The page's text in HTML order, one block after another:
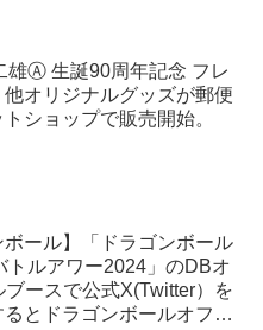
雄Ⓐ 生誕90周年記念 フレ
他オリジナルグッズが郵便
ショップで販売開始。
ボール】「ドラゴンボール
トルアワー2024」のDBオ
ブースで公式X(Twitter）を
とドラゴンボールオフィ